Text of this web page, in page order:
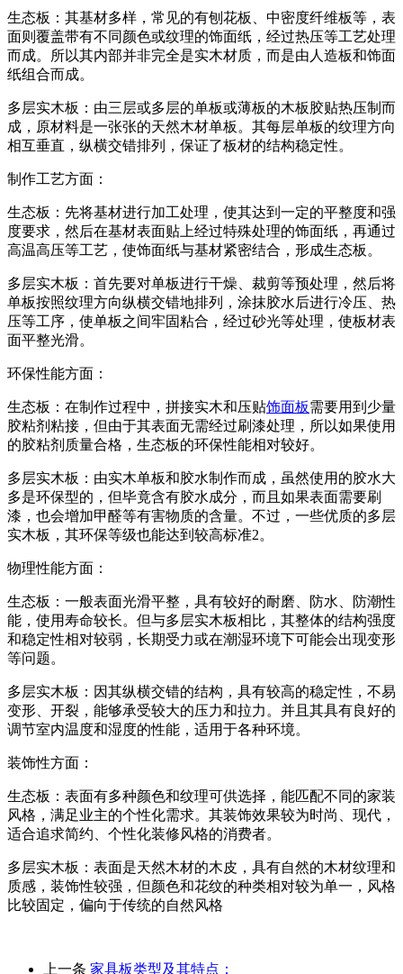
生态板：其基材多样，常见的有刨花板、中密度纤维板等，表
面则覆盖带有不同颜色或纹理的饰面纸，经过热压等工艺处理
而成。所以其内部并非完全是实木材质，而是由人造板和饰面
纸组合而成。
多层实木板：由三层或多层的单板或薄板的木板胶贴热压制而
成，原材料是一张张的天然木材单板。其每层单板的纹理方向
相互垂直，纵横交错排列，保证了板材的结构稳定性。
制作工艺方面：
生态板：先将基材进行加工处理，使其达到一定的平整度和强
度要求，然后在基材表面贴上经过特殊处理的饰面纸，再通过
高温高压等工艺，使饰面纸与基材紧密结合，形成生态板。
多层实木板：首先要对单板进行干燥、裁剪等预处理，然后将
单板按照纹理方向纵横交错地排列，涂抹胶水后进行冷压、热
压等工序，使单板之间牢固粘合，经过砂光等处理，使板材表
面平整光滑。
环保性能方面：
生态板：在制作过程中，拼接实木和压贴饰面板需要用到少量
胶粘剂粘接，但由于其表面无需经过刷漆处理，所以如果使用
的胶粘剂质量合格，生态板的环保性能相对较好。
多层实木板：由实木单板和胶水制作而成，虽然使用的胶水大
多是环保型的，但毕竟含有胶水成分，而且如果表面需要刷
漆，也会增加甲醛等有害物质的含量。不过，一些优质的多层
实木板，其环保等级也能达到较高标准2。
物理性能方面：
生态板：一般表面光滑平整，具有较好的耐磨、防水、防潮性
能，使用寿命较长。但与多层实木板相比，其整体的结构强度
和稳定性相对较弱，长期受力或在潮湿环境下可能会出现变形
等问题。
多层实木板：因其纵横交错的结构，具有较高的稳定性，不易
变形、开裂，能够承受较大的压力和拉力。并且其具有良好的
调节室内温度和湿度的性能，适用于各种环境。
装饰性方面：
生态板：表面有多种颜色和纹理可供选择，能匹配不同的家装
风格，满足业主的个性化需求。其装饰效果较为时尚、现代，
适合追求简约、个性化装修风格的消费者。
多层实木板：表面是天然木材的木皮，具有自然的木材纹理和
质感，装饰性较强，但颜色和花纹的种类相对较为单一，风格
比较固定，偏向于传统的自然风格
上一条 家具板类型及其特点：